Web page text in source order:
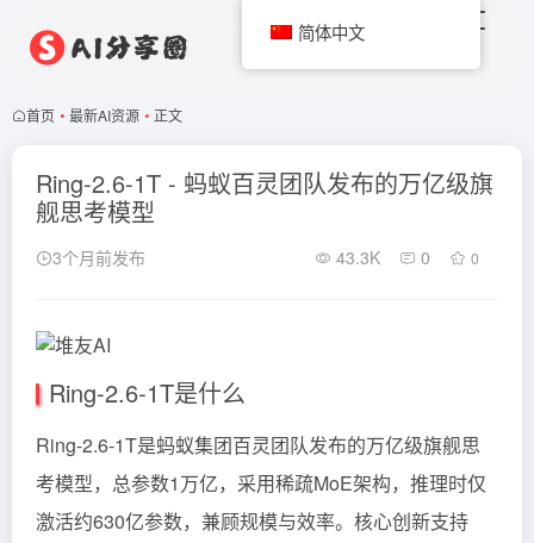
首页 • 最新AI资源 • 正文
Ring-2.6-1T - 蚂蚁百灵团队发布的万亿级旗
舰思考模型
3个月前发布 43.3K 0 0
Ring-2.6-1T是什么
Ring-2.6-1T是蚂蚁集团百灵团队发布的万亿级旗舰思
考模型，总参数1万亿，采用稀疏MoE架构，推理时仅
激活约630亿参数，兼顾规模与效率。核心创新支持
简体中文